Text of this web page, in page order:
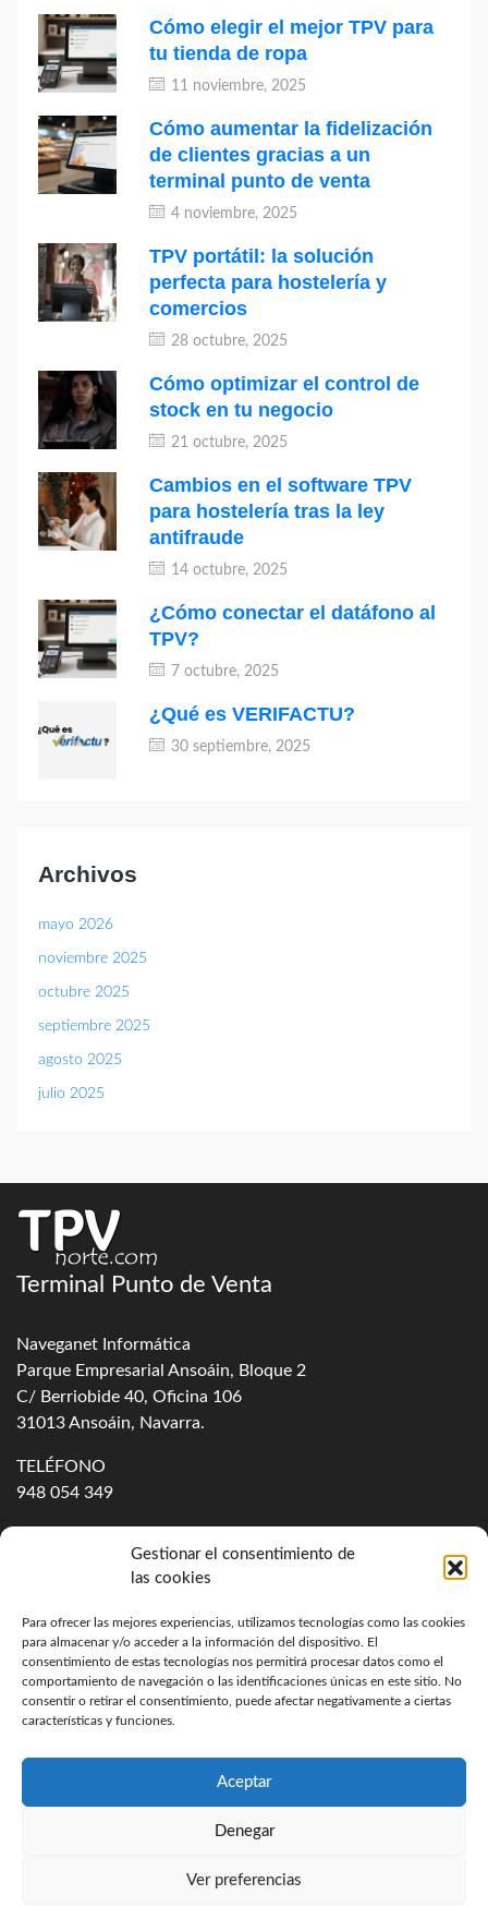
Gestionar el consentimiento de
las cookies
Para ofrecer las mejores experiencias, utilizamos tecnologías como las cookies
para almacenar y/o acceder a la información del dispositivo. El
consentimiento de estas tecnologías nos permitirá procesar datos como el
comportamiento de navegación o las identificaciones únicas en este sitio. No
consentir o retirar el consentimiento, puede afectar negativamente a ciertas
características y funciones.
Aceptar
Denegar
Ver preferencias
Cómo elegir el mejor TPV para
tu tienda de ropa
11 noviembre, 2025
Cómo aumentar la fidelización
de clientes gracias a un
terminal punto de venta
4 noviembre, 2025
TPV portátil: la solución
perfecta para hostelería y
comercios
28 octubre, 2025
Cómo optimizar el control de
stock en tu negocio
21 octubre, 2025
Cambios en el software TPV
para hostelería tras la ley
antifraude
14 octubre, 2025
¿Cómo conectar el datáfono al
TPV?
7 octubre, 2025
¿Qué es VERIFACTU?
30 septiembre, 2025
Archivos
mayo 2026
noviembre 2025
octubre 2025
septiembre 2025
agosto 2025
julio 2025
Terminal Punto de Venta
Naveganet Informática
Parque Empresarial Ansoáin, Bloque 2
C/ Berriobide 40, Oficina 106
31013Ansoáin, Navarra.
TELÉFONO
948 054 349
Acerca de TPV Norte Contacto
Política de privacidad